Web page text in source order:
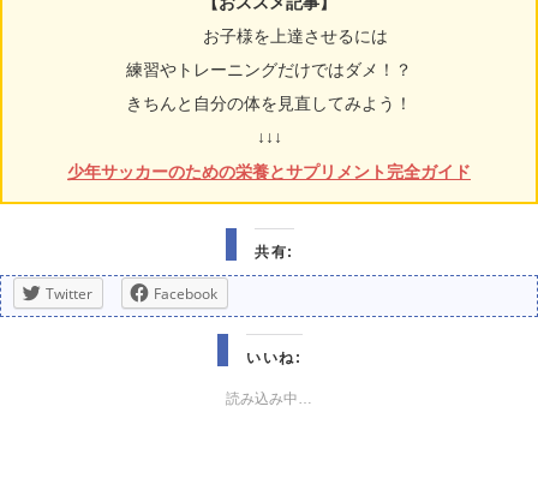
お子様を上達させるには
練習やトレーニングだけではダメ！？
きちんと自分の体を見直してみよう！
↓↓↓
少年サッカーのための栄養とサプリメント完全ガイド
共有:
Twitter Facebook
いいね:
読み込み中…